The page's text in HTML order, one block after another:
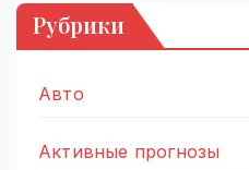
Рубрики
Авто
Активные прогнозы